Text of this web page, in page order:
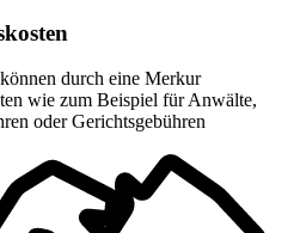
durch eine Merkur
wie zum Beispiel für Anwälte,
oder Gerichtsgebühren